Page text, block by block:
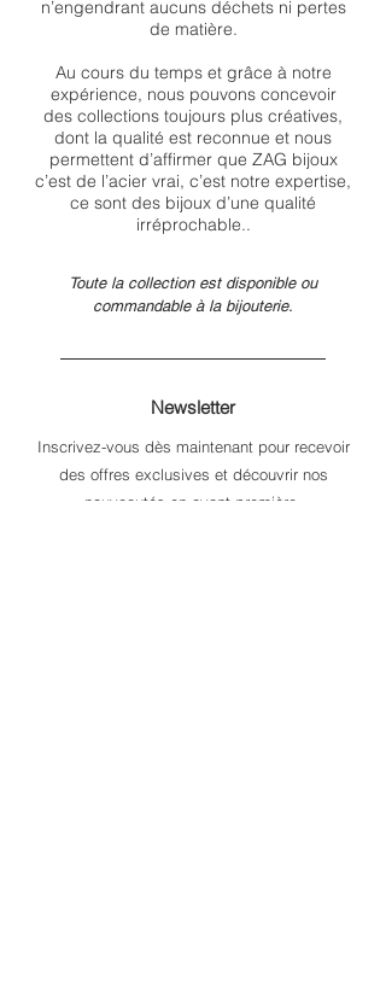
n’engendrant aucuns déchets ni pertes
de matière.
Au cours du temps et grâce à notre
expérience, nous pouvons concevoir
des collections toujours plus créatives,
dont la qualité est reconnue et nous
permettent d’affirmer que ZAG bijoux
c’est de l’acier vrai, c’est notre expertise,
ce sont des bijoux d’une qualité
irréprochable..
Toute la collection est disponible ou
commandable à la bijouterie.
Newsletter
Inscrivez-vous dès maintenant pour recevoir
des offres exclusives et découvrir nos
nouveautés en avant-première.